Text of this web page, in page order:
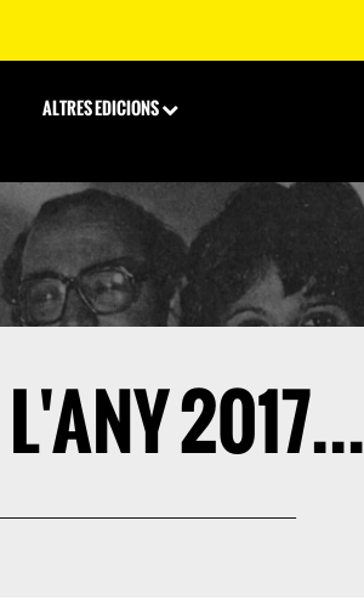
ALTRES EDICIONS
L'ANY 2017...